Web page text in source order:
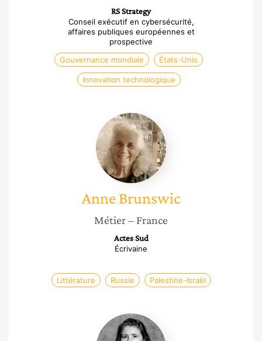
RS Strategy
Conseil exécutif en cybersécurité,
affaires publiques européennes et
prospective
Gouvernance mondiale
États-Unis
Innovation technologique
Anne
Brunswic
Anne Brunswic
Métier– France
Actes Sud
Écrivaine
Littérature Russie Palestine-Israël
Sophie
Coeuré